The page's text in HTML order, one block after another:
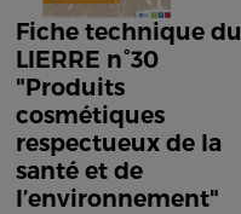
Fiche technique du
LIERRE n°30
"Produits
cosmétiques
respectueux de la
santé et de
l’environnement"